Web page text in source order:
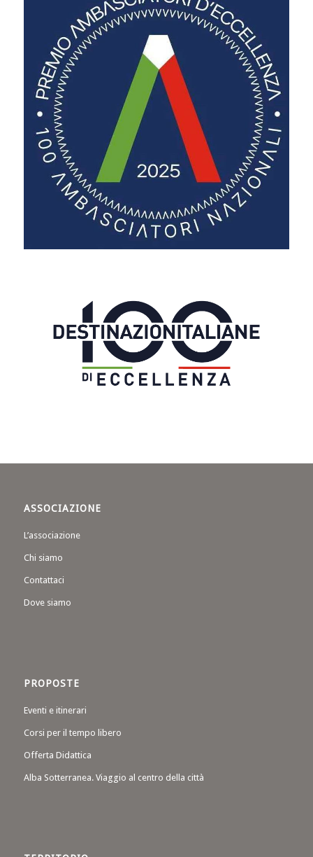
ASSOCIAZIONE
L’associazione
Chi siamo
Contattaci
Dove siamo
PROPOSTE
Eventi e itinerari
Corsi per il tempo libero
Offerta Didattica
Alba Sotterranea. Viaggio al centro della città